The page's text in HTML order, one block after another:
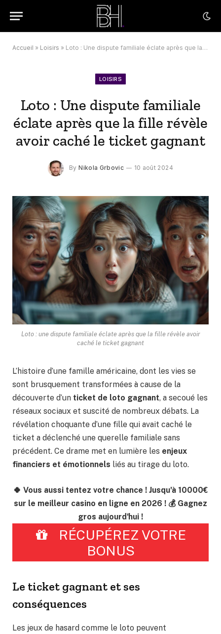
Accueil » Loisirs » Loto : Une dispute familiale éclate après que la fille révèle avoir caché le ticket gagnant
LOISIRS
Loto : Une dispute familiale
éclate après que la fille révèle
avoir caché le ticket gagnant
By Nikola Grbovic 10 août 2024
Loto : une dispute familiale éclate après que la fille révèle avoir
caché le ticket gagnant
L’histoire d’une famille américaine, dont les vies se
sont brusquement transformées à cause de la
découverte d’un ticket de loto gagnant, a secoué les
réseaux sociaux et suscité de nombreux débats. La
révélation choquante d’une fille qui avait caché le
ticket a déclenché une querelle familiale sans
précédent. Ce drame met en lumière les enjeux
financiers et émotionnels liés au tirage du loto.
🍀 Vous aussi tentez votre chance ! Jusqu'à 10000€
sur le meilleur casino en ligne en 2026 ! 💰 Gagnez
gros aujourd'hui !
RÉCUPÉREZ VOTRE
BONUS
Le ticket gagnant et ses
conséquences
Les jeux de hasard comme le loto peuvent